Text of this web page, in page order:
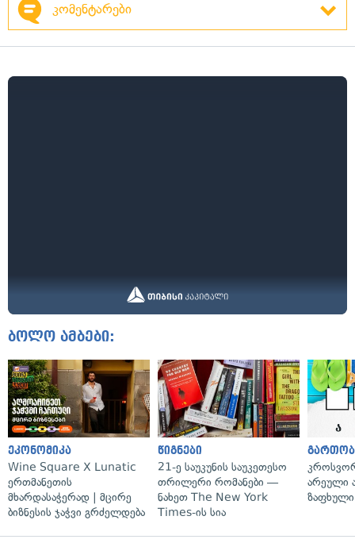
კომენტარები
ბოლო ამბები:
ეკონომიკა
Wine Square X Lunatic
ერთმანეთის
მხარდასაჭერად | მცირე
ბიზნესის ჯაჭვი გრძელდება
წიგნები
21-ე საუკუნის საუკეთესო
თრილერი რომანები —
ნახეთ The New York
Times-ის სია
არეული